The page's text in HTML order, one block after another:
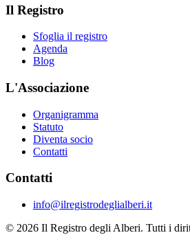
Il Registro
Sfoglia il registro
Agenda
Blog
L'Associazione
Organigramma
Statuto
Diventa socio
Contatti
Contatti
info@ilregistrodeglialberi.it
© 2026 Il Registro degli Alberi. Tutti i